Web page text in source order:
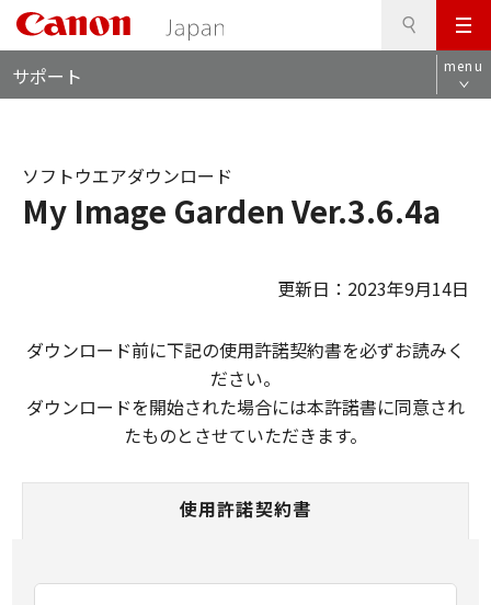
メ
ニ
ュ
サポート menu
My Image Garden Ver.3.6.4a
ソフトウエアダウンロード
更新日：2023年9月14日
ダウンロード前に下記の使用許諾契約書を必ずお読みく
ださい。
ダウンロードを開始された場合には本許諾書に同意され
たものとさせていただきます。
使用許諾契約書